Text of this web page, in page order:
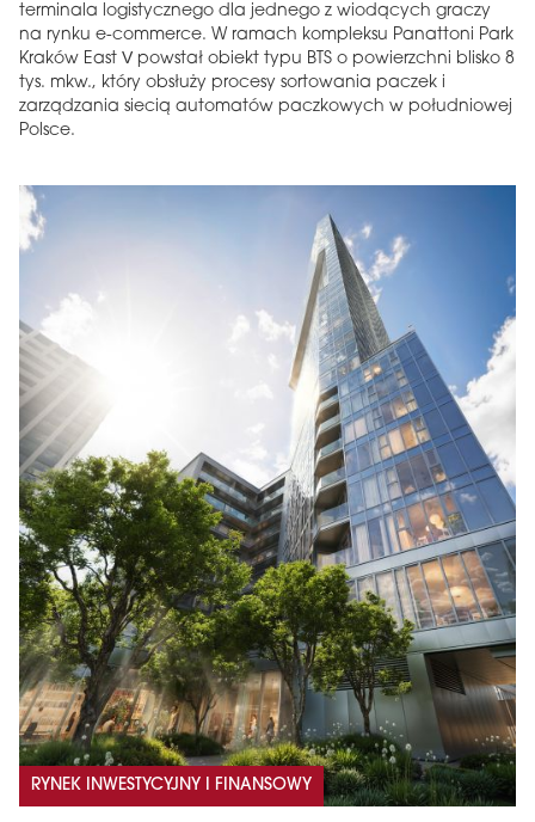
terminala logistycznego dla jednego z wiodących graczy
na rynku e-commerce. W ramach kompleksu Panattoni Park
Kraków East V powstał obiekt typu BTS o powierzchni blisko 8
tys. mkw., który obsłuży procesy sortowania paczek i
zarządzania siecią automatów paczkowych w południowej
Polsce.
RYNEK INWESTYCYJNY I FINANSOWY